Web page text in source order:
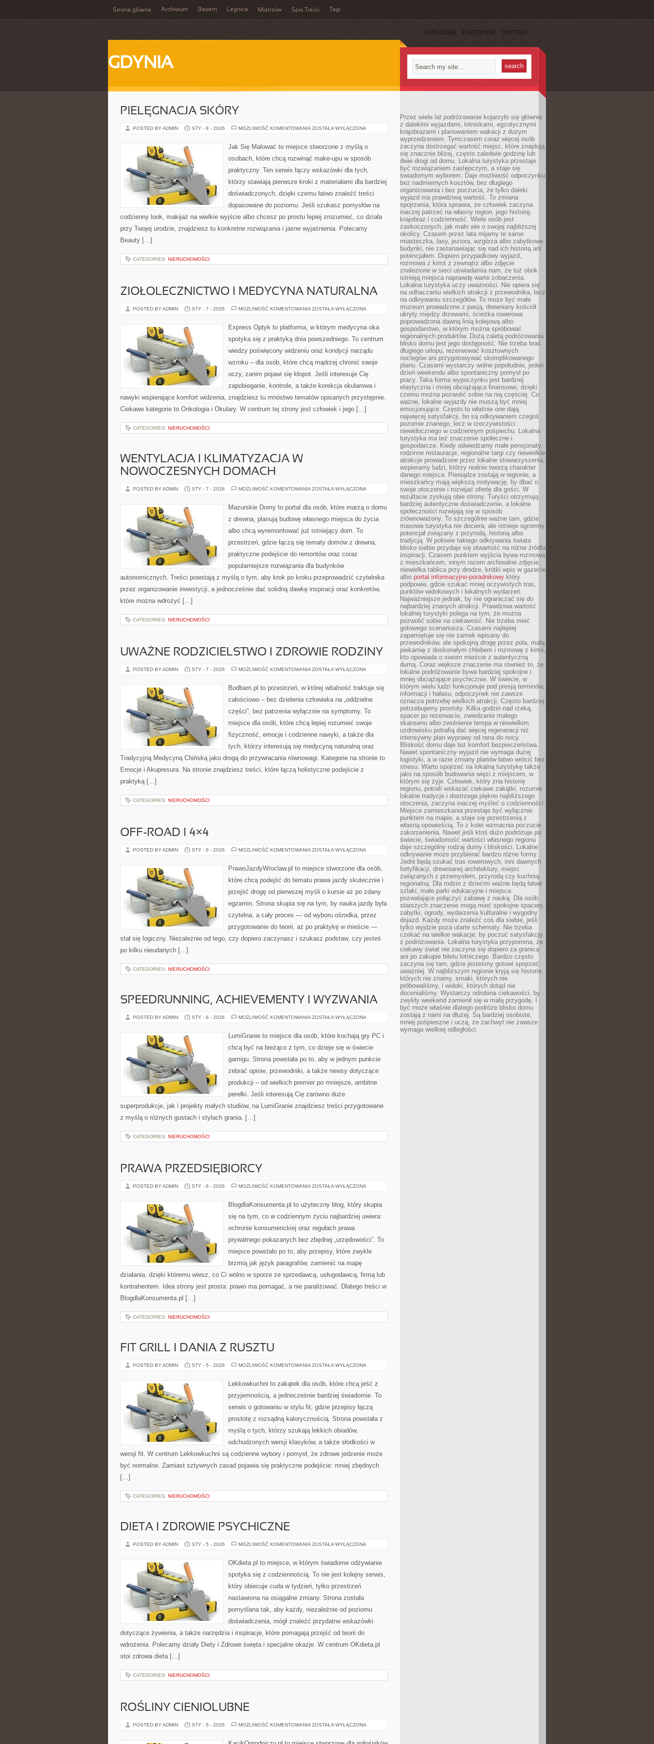
Strona główna Archiwum Bayern Legnica Mistrzów Spis Treści Tagi
SUBSCRIBE FACEBOOK TWITTER
GDYNIA
PIELĘGNACJA SKÓRY
POSTED BY ADMIN STY - 8 - 2026 MOŻLIWOŚĆ KOMENTOWANIA PIELĘGNACJA
ZOSTAŁA WYŁĄCZONA
Jak Się Malować to miejsce stworzone z myślą o
osobach, które chcą rozwinąć make-upu w sposób
praktyczny. Ten serwis łączy wskazówki dla tych,
którzy stawiają pierwsze kroki z materiałami dla bardziej
doświadczonych, dzięki czemu łatwo znaleźć treści
dopasowane do poziomu. Jeśli szukasz pomysłów na
codzienny look, makijaż na wielkie wyjście albo chcesz po prostu lepiej zrozumieć, co działa
przy Twojej urodzie, znajdziesz tu konkretne rozwiązania i jasne wyjaśnienia. Polecamy
Beauty […]
CATEGORIES: NIERUCHOMOŚCI
ZIOŁOLECZNICTWO I MEDYCYNA NATURALNA
POSTED BY ADMIN STY - 7 - 2026 MOŻLIWOŚĆ KOMENTOWANIA ZIOŁOLECZNICTWO
NATURALNA
ZOSTAŁA WYŁĄCZONA
Express Optyk to platforma, w którym medycyna oka
spotyka się z praktyką dnia powszedniego. To centrum
wiedzy poświęcony widzeniu oraz kondycji narządu
wzroku – dla osób, które chcą mądrzej chronić swoje
oczy, zanim pojawi się kłopot. Jeśli interesuje Cię
zapobieganie, kontrole, a także korekcja okularowa i
nawyki wspierające komfort widzenia, znajdziesz tu mnóstwo tematów opisanych przystępnie.
Ciekawe kategorie to Onkologia i Okulary. W centrum tej strony jest człowiek i jego […]
CATEGORIES: NIERUCHOMOŚCI
WENTYLACJA I KLIMATYZACJA W
NOWOCZESNYCH DOMACH
POSTED BY ADMIN STY - 7 - 2026 MOŻLIWOŚĆ KOMENTOWANIA WENTYLACJA
NOWOCZESNYCH
ZOSTAŁA WYŁĄCZONA
Mazurskie Domy to portal dla osób, które marzą o domu
z drewna, planują budowę własnego miejsca do życia
albo chcą wyremontować już istniejący dom. To
przestrzeń, gdzie łączą się tematy domów z drewna,
praktyczne podejście do remontów oraz coraz
popularniejsze rozwiązania dla budynków
autonomicznych. Treści powstają z myślą o tym, aby krok po kroku przeprowadzić czytelnika
przez organizowanie inwestycji, a jednocześnie dać solidną dawkę inspiracji oraz konkretów,
które można wdrożyć […]
CATEGORIES: NIERUCHOMOŚCI
UWAŻNE RODZICIELSTWO I ZDROWIE RODZINY
POSTED BY ADMIN STY - 7 - 2026 MOŻLIWOŚĆ KOMENTOWANIA UWAŻNE
ZDROWIE
RODZINY
ZOSTAŁA WYŁĄCZONA
Bodbam.pl to przestrzeń, w której witalność traktuje się
całościowo – bez dzielenia człowieka na „oddzielne
części”, bez patrzenia wyłącznie na symptomy. To
miejsce dla osób, które chcą lepiej rozumieć swoje
fizyczność, emocje i codzienne nawyki, a także dla
tych, którzy interesują się medycyną naturalną oraz
Tradycyjną Medycyną Chińską jako drogą do przywracania równowagi. Kategorie na stronie to
Emocje i Akupresura. Na stronie znajdziesz treści, które łączą holistyczne podejście z
praktyką […]
CATEGORIES: NIERUCHOMOŚCI
OFF-ROAD I 4×4
POSTED BY ADMIN STY - 6 - 2026 MOŻLIWOŚĆ KOMENTOWANIA OFF-
4×4
ZOSTAŁA WYŁĄCZONA
PrawoJazdyWroclaw.pl to miejsce stworzone dla osób,
które chcą podejść do tematu prawa jazdy skutecznie i
przejść drogę od pierwszej myśli o kursie aż po zdany
egzamin. Strona skupia się na tym, by nauka jazdy była
czytelna, a cały proces — od wyboru ośrodka, przez
przygotowanie do teorii, aż po praktykę w mieście —
stał się logiczny. Niezależnie od tego, czy dopiero zaczynasz i szukasz podstaw, czy jesteś
po kilku nieudanych […]
CATEGORIES: NIERUCHOMOŚCI
SPEEDRUNNING, ACHIEVEMENTY I WYZWANIA
POSTED BY ADMIN STY - 6 - 2026 MOŻLIWOŚĆ KOMENTOWANIA SPEEDRUNNING,
WYZWANIA
ZOSTAŁA WYŁĄCZONA
LumiGranie to miejsce dla osób, które kochają gry PC i
chcą być na bieżąco z tym, co dzieje się w świecie
gamigu. Strona powstała po to, aby w jednym punkcie
zebrać opinie, przewodniki, a także newsy dotyczące
produkcji – od wielkich premier po mniejsze, ambitne
perełki. Jeśli interesują Cię zarówno duże
superprodukcje, jak i projekty małych studiów, na LumiGranie znajdziesz treści przygotowane
z myślą o różnych gustach i stylach grania. […]
CATEGORIES: NIERUCHOMOŚCI
PRAWA PRZEDSIĘBIORCY
POSTED BY ADMIN STY - 6 - 2026 MOŻLIWOŚĆ KOMENTOWANIA PRAWA
ZOSTAŁA WYŁĄCZONA
BlogdlaKonsumenta.pl to użyteczny blog, który skupia
się na tym, co w codziennym życiu najbardziej uwiera:
ochronie konsumenckiej oraz regułach prawa
prywatnego pokazanych bez zbędnej „urzędowości”. To
miejsce powstało po to, aby przepisy, które zwykle
brzmią jak język paragrafów, zamienić na mapę
działania, dzięki któremu wiesz, co Ci wolno w sporze ze sprzedawcą, usługodawcą, firmą lub
kontrahentem. Idea strony jest prosta: prawo ma pomagać, a nie paraliżować. Dlatego treści w
BlogdlaKonsumenta.pl […]
CATEGORIES: NIERUCHOMOŚCI
FIT GRILL I DANIA Z RUSZTU
POSTED BY ADMIN STY - 5 - 2026 MOŻLIWOŚĆ KOMENTOWANIA FIT
DANIA
Z
ZOSTAŁA WYŁĄCZONA
Lekkowkuchni to zakątek dla osób, które chcą jeść z
przyjemnością, a jednocześnie bardziej świadomie. To
serwis o gotowaniu w stylu fit, gdzie przepisy łączą
prostotę z rozsądną kalorycznością. Strona powstała z
myślą o tych, którzy szukają lekkich obiadów,
odchudzonych wersji klasyków, a także słodkości w
wersji fit. W centrum Lekkowkuchni są codzienne wybory i pomysł, że zdrowe jedzenie może
być normalne. Zamiast sztywnych zasad pojawia się praktyczne podejście: mniej zbędnych
[…]
CATEGORIES: NIERUCHOMOŚCI
DIETA I ZDROWIE PSYCHICZNE
POSTED BY ADMIN STY - 5 - 2026 MOŻLIWOŚĆ KOMENTOWANIA DIETA
PSYCHICZNE
ZOSTAŁA WYŁĄCZONA
OKdieta.pl to miejsce, w którym świadome odżywianie
spotyka się z codziennością. To nie jest kolejny serwis,
który obiecuje cuda w tydzień, tylko przestrzeń
nastawiona na osiągalne zmiany. Strona została
pomyślana tak, aby każdy, niezależnie od poziomu
doświadczenia, mógł znaleźć przydatne wskazówki
dotyczące żywienia, a także narzędzia i inspiracje, które pomagają przejść od teorii do
wdrożenia. Polecamy działy Diety i Zdrowe święta i specjalne okazje. W centrum OKdieta.pl
stoi zdrowa dieta […]
CATEGORIES: NIERUCHOMOŚCI
ROŚLINY CIENIOLUBNE
POSTED BY ADMIN STY - 5 - 2026 MOŻLIWOŚĆ KOMENTOWANIA ROŚLINY
ZOSTAŁA WYŁĄCZONA
Przez wiele lat podróżowanie kojarzyło się głównie
z dalekimi wyjazdami, lotniskami, egzotycznymi
krajobrazami i planowaniem wakacji z dużym
wyprzedzeniem. Tymczasem coraz więcej osób
zaczyna dostrzegać wartość miejsc, które znajdują
się znacznie bliżej, często zaledwie godzinę lub
dwie drogi od domu. Lokalna turystyka przestaje
być rozwiązaniem zastępczym, a staje się
świadomym wyborem. Daje możliwość odpoczynku
bez nadmiernych kosztów, bez długiego
organizowania i bez poczucia, że tylko daleki
wyjazd ma prawdziwą wartość. To zmiana
spojrzenia, która sprawia, że człowiek zaczyna
inaczej patrzeć na własny region, jego historię,
krajobraz i codzienność. Wiele osób jest
zaskoczonych, jak mało wie o swojej najbliższej
okolicy. Czasem przez lata mijamy te same
miasteczka, lasy, jeziora, wzgórza albo zabytkowe
budynki, nie zastanawiając się nad ich historią ani
potencjałem. Dopiero przypadkowy wyjazd,
rozmowa z kimś z zewnątrz albo zdjęcie
znalezione w sieci uświadamia nam, że tuż obok
istnieją miejsca naprawdę warte zobaczenia.
Lokalna turystyka uczy uważności. Nie opiera się
na odhaczaniu wielkich atrakcji z przewodnika, lecz
na odkrywaniu szczegółów. To może być małe
muzeum prowadzone z pasją, drewniany kościół
ukryty między drzewami, ścieżka rowerowa
poprowadzona dawną linią kolejową albo
gospodarstwo, w którym można spróbować
regionalnych produktów. Dużą zaletą podróżowania
blisko domu jest jego dostępność. Nie trzeba brać
długiego urlopu, rezerwować kosztownych
noclegów ani przygotowywać skomplikowanego
planu. Czasami wystarczy wolne popołudnie, jeden
dzień weekendu albo spontaniczny pomysł po
pracy. Taka forma wypoczynku jest bardziej
elastyczna i mniej obciążająca finansowo, dzięki
czemu można pozwolić sobie na nią częściej. Co
ważne, lokalne wyjazdy nie muszą być mniej
emocjonujące. Często to właśnie one dają
najwięcej satysfakcji, bo są odkrywaniem czegoś
pozornie znanego, lecz w rzeczywistości
niewidocznego w codziennym pośpiechu. Lokalna
turystyka ma też znaczenie społeczne i
gospodarcze. Kiedy odwiedzamy małe pensjonaty,
rodzinne restauracje, regionalne targi czy niewielkie
atrakcje prowadzone przez lokalne stowarzyszenia,
wspieramy ludzi, którzy realnie tworzą charakter
danego miejsca. Pieniądze zostają w regionie, a
mieszkańcy mają większą motywację, by dbać o
swoje otoczenie i rozwijać ofertę dla gości. W
rezultacie zyskują obie strony. Turyści otrzymują
bardziej autentyczne doświadczenie, a lokalne
społeczności rozwijają się w sposób
zrównoważony. To szczególnie ważne tam, gdzie
masowa turystyka nie dociera, ale istnieje ogromny
potencjał związany z przyrodą, historią albo
tradycją. W połowie takiego odkrywania świata
blisko siebie przydaje się otwartość na różne źródła
inspiracji. Czasem punktem wyjścia bywa rozmowa
z mieszkańcem, innym razem archiwalne zdjęcie,
niewielka tablica przy drodze, krótki wpis w gazecie
albo portal informacyjno-poradnikowy który
podpowie, gdzie szukać mniej oczywistych tras,
punktów widokowych i lokalnych wydarzeń.
Najważniejsze jednak, by nie ograniczać się do
najbardziej znanych atrakcji. Prawdziwa wartość
lokalnej turystyki polega na tym, że można
pozwolić sobie na ciekawość. Nie trzeba mieć
gotowego scenariusza. Czasami najlepiej
zapamiętuje się nie zamek wpisany do
przewodników, ale spokojną drogę przez pola, małą
piekarnię z doskonałym chlebem i rozmowę z kimś,
kto opowiada o swoim mieście z autentyczną
dumą. Coraz większe znaczenie ma również to, że
lokalne podróżowanie bywa bardziej spokojne i
mniej obciążające psychicznie. W świecie, w
którym wielu ludzi funkcjonuje pod presją terminów,
informacji i hałasu, odpoczynek nie zawsze
oznacza potrzebę wielkich atrakcji. Często bardziej
potrzebujemy prostoty. Kilka godzin nad rzeką,
spacer po rezerwacie, zwiedzanie małego
skansenu albo zwolnienie tempa w niewielkim
uzdrowisku potrafią dać więcej regeneracji niż
intensywny plan wyprawy od rana do nocy.
Bliskość domu daje też komfort bezpieczeństwa.
Nawet spontaniczny wyjazd nie wymaga dużej
logistyki, a w razie zmiany planów łatwo wrócić bez
stresu. Warto spojrzeć na lokalną turystykę także
jako na sposób budowania więzi z miejscem, w
którym się żyje. Człowiek, który zna historię
regionu, potrafi wskazać ciekawe zakątki, rozumie
lokalne tradycje i dostrzega piękno najbliższego
otoczenia, zaczyna inaczej myśleć o codzienności.
Miejsce zamieszkania przestaje być wyłącznie
punktem na mapie, a staje się przestrzenią z
własną opowieścią. To z kolei wzmacnia poczucie
zakorzenienia. Nawet jeśli ktoś dużo podróżuje po
świecie, świadomość wartości własnego regionu
daje szczególny rodzaj dumy i bliskości. Lokalne
odkrywanie może przybierać bardzo różne formy.
Jedni będą szukać tras rowerowych, inni dawnych
fortyfikacji, drewnianej architektury, miejsc
związanych z przemysłem, przyrodą czy kuchnią
regionalną. Dla rodzin z dziećmi ważne będą łatwe
szlaki, małe parki edukacyjne i miejsca
pozwalające połączyć zabawę z nauką. Dla osób
starszych znaczenie mogą mieć spokojne spacery,
zabytki, ogrody, wydarzenia kulturalne i wygodny
dojazd. Każdy może znaleźć coś dla siebie, jeśli
tylko wyjdzie poza utarte schematy. Nie trzeba
czekać na wielkie wakacje, by poczuć satysfakcję
z podróżowania. Lokalna turystyka przypomina, że
ciekawy świat nie zaczyna się dopiero za granicą
ani po zakupie biletu lotniczego. Bardzo często
zaczyna się tam, gdzie jesteśmy gotowi spojrzeć
uważniej. W najbliższym regionie kryją się historie,
których nie znamy, smaki, których nie
próbowaliśmy, i widoki, których dotąd nie
docenialiśmy. Wystarczy odrobina ciekawości, by
zwykły weekend zamienił się w małą przygodę. I
być może właśnie dlatego podróże blisko domu
zostają z nami na dłużej. Są bardziej osobiste,
mniej pośpieszne i uczą, że zachwyt nie zawsze
wymaga wielkiej odległości.